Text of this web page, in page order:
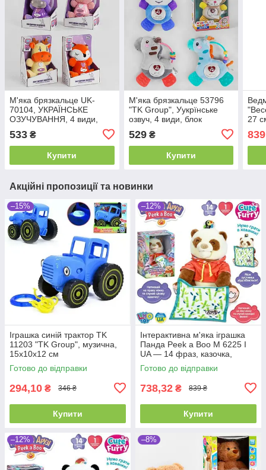
М'яка брязкальце UK-
70104, УКРАЇНСЬКЕ
ОЗУЧУВАННЯ, 4 види,
колискові
533 ₴
Купити
М'яка брязкальце 53796
"TK Group", Уукрїнське
озвуч, 4 види, блок
кліпса, світло, звук
529₴
Купити
27
Акційні пропозиції та новинки
–15%
Іграшка синій трактор TK
11203 "TK Group", музична,
15х10х12 см
Готово до відправки
294,10 ₴ 346 ₴
Купити
–12%
Інтерактивна м'яка іграшка
Панда Peek a Boo M 6225 I
UA — 14 фраз, казочка,
рухається і грає в хованки
Готово до відправки
738,32 ₴ 839 ₴
Купити
–12% –8%